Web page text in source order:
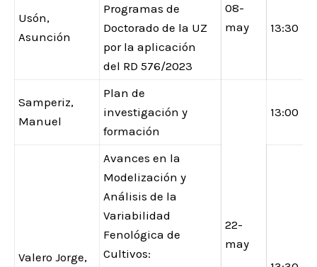
08-
may
Usón,
Asunción
Programas de
Doctorado de la UZ
por la aplicación
del RD 576/2023
13:30
Samperiz,
Manuel
Plan de
investigación y
formación
22-
may
13:00
Valero Jorge,
Avances en la
Modelización y
Análisis de la
Variabilidad
Fenológica de
Cultivos: